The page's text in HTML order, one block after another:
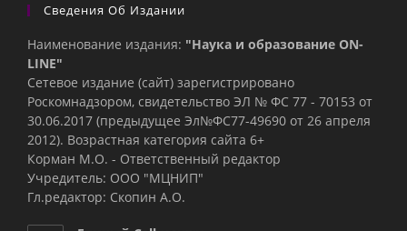
Сведения Об Издании
Наименование издания: "Наука и образование ON-
LINE"
Сетевое издание (сайт) зарегистрировано
Роскомнадзором, свидетельство ЭЛ № ФС 77 - 70153 от
30.06.2017 (предыдущее Эл№ФC77-49690 от 26 апреля
2012). Возрастная категория сайта 6+
Корман М.О. - Ответственный редактор
Учредитель: ООО "МЦНИП"
Гл.редактор: Скопин А.О.